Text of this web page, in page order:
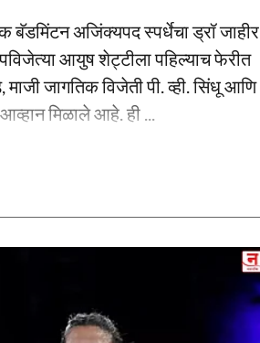
बॅडमिंटन अजिंक्यपद स्पर्धेचा ड्रॉ जाहीर
आयुष शेट्टीला पहिल्याच फेरीत
जागतिक विजेती पी. व्ही. सिंधू आणि
मिळाले आहे. ही ...